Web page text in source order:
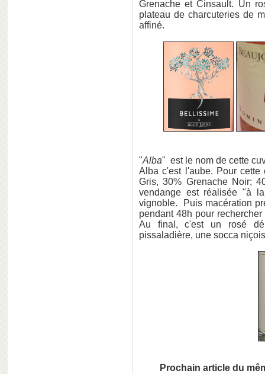
Grenache et Cinsault. Un
plateau de charcuteries de
affiné.
"Alba" est le nom de cette
Alba c'est l'aube. Pour
Gris, 30% Grenache Noir;
vendange est réalisée "à
vignoble. Puis macération
pendant 48h pour
Au final, c'est un rosé
pissaladière, une socca
Prochain article du